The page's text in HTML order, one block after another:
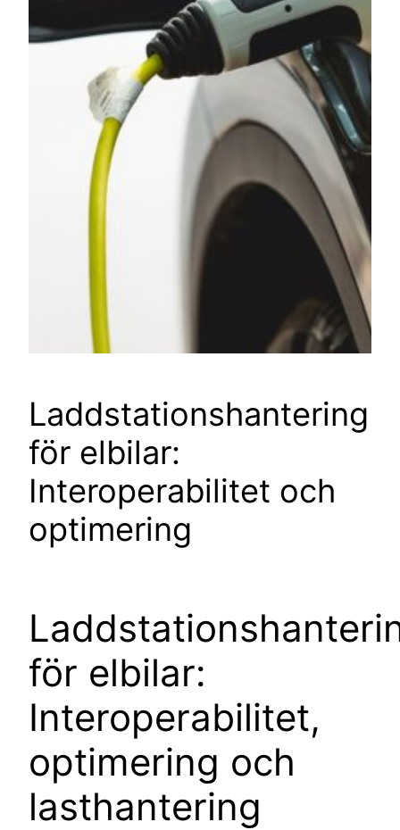
Laddstationshantering
för elbilar:
Interoperabilitet och
optimering
för elbilar:
Interoperabilitet,
optimering och
lasthantering